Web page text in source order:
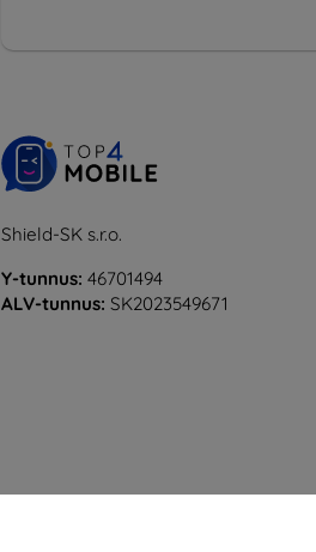
Shield-SK s.r.o.
Y-tunnus: 46701494
ALV-tunnus: SK2023549671